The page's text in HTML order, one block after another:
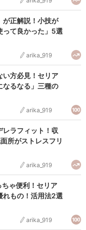
が正解説！小技が
って良かった」5選
arika_919
い方必見！セリア
なるなる」三種の
arika_919
レラフィット！収
所がストレスフリ
arika_919
ちゃ便利！セリア
れもの！活用法2選
arika_919